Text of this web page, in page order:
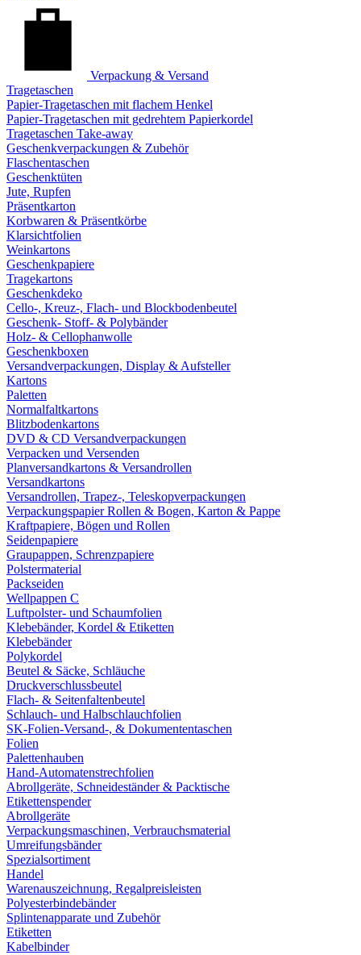
Verpackung & Versand
Tragetaschen
Papier-Tragetaschen mit flachem Henkel
Papier-Tragetaschen mit gedrehtem Papierkordel
Tragetaschen Take-away
Geschenkverpackungen & Zubehör
Flaschentaschen
Geschenktüten
Jute, Rupfen
Präsentkarton
Korbwaren & Präsentkörbe
Klarsichtfolien
Weinkartons
Geschenkpapiere
Tragekartons
Geschenkdeko
Cello-, Kreuz-, Flach- und Blockbodenbeutel
Geschenk- Stoff- & Polybänder
Holz- & Cellophanwolle
Geschenkboxen
Versandverpackungen, Display & Aufsteller
Kartons
Paletten
Normalfaltkartons
Blitzbodenkartons
DVD & CD Versandverpackungen
Verpacken und Versenden
Planversandkartons & Versandrollen
Versandkartons
Versandrollen, Trapez-, Teleskopverpackungen
Verpackungspapier Rollen & Bogen, Karton & Pappe
Kraftpapiere, Bögen und Rollen
Seidenpapiere
Graupappen, Schrenzpapiere
Polstermaterial
Packseiden
Wellpappen C
Luftpolster- und Schaumfolien
Klebebänder, Kordel & Etiketten
Klebebänder
Polykordel
Beutel & Säcke, Schläuche
Druckverschlussbeutel
Flach- & Seitenfaltenbeutel
Schlauch- und Halbschlauchfolien
SK-Folien-Versand-, & Dokumententaschen
Folien
Palettenhauben
Hand-Automatenstrechfolien
Abrollgeräte, Schneideständer & Packtische
Etikettenspender
Abrollgeräte
Verpackungsmaschinen, Verbrauchsmaterial
Umreifungsbänder
Spezialsortiment
Handel
Warenauszeichnung, Regalpreisleisten
Polyesterbindebänder
Splintenapparate und Zubehör
Etiketten
Kabelbinder